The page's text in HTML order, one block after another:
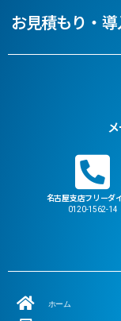
お見積もり・
名古屋支店フリーダ
0120-1562-14
ホーム